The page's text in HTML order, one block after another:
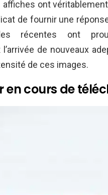
affiches ont
de fournir une
récentes ont
de nouveaux
de ces images.
en cours de